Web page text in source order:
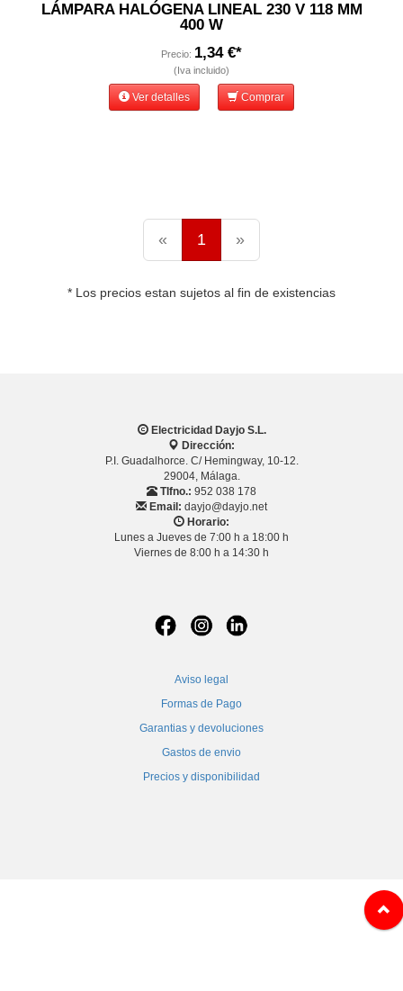
LÁMPARA HALÓGENA LINEAL 230 V 118 MM
400 W
Precio: 1,34 €*
(Iva incluido)
Ver detalles Comprar
« 1 »
* Los precios estan sujetos al fin de existencias
Electricidad Dayjo S.L.
Dirección:
P.I. Guadalhorce. C/ Hemingway, 10-12.
29004, Málaga.
Tlfno.: 952 038 178
Email: dayjo@dayjo.net
Horario:
Lunes a Jueves de 7:00 h a 18:00 h
Viernes de 8:00 h a 14:30 h
Aviso legal
Formas de Pago
Garantias y devoluciones
Gastos de envio
Precios y disponibilidad